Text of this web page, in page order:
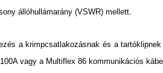
állóhullámarány (VSWR) mellett.
a krimpcsatlakozásnak és a
vagy a Multiflex 86 kommunikációs